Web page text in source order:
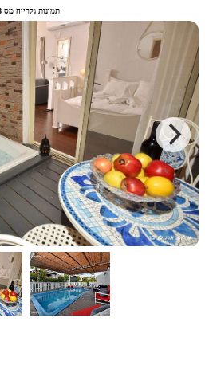
תמונות גלרייה מס 48